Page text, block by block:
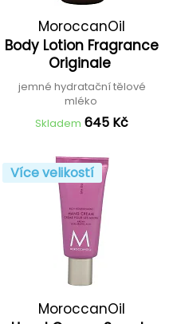
MoroccanOil
Body Lotion Fragrance
Originale
jemné hydratační tělové
mléko
Skladem 645 Kč
Více velikostí
MoroccanOil